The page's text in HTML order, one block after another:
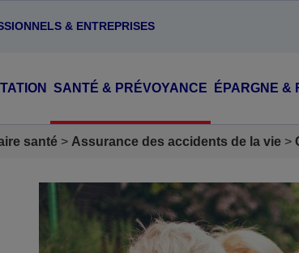
& ENTREPRISES
SANTÉ & PRÉVOYANCE ÉPARGNE &
santé Assurance des accidents de la vie